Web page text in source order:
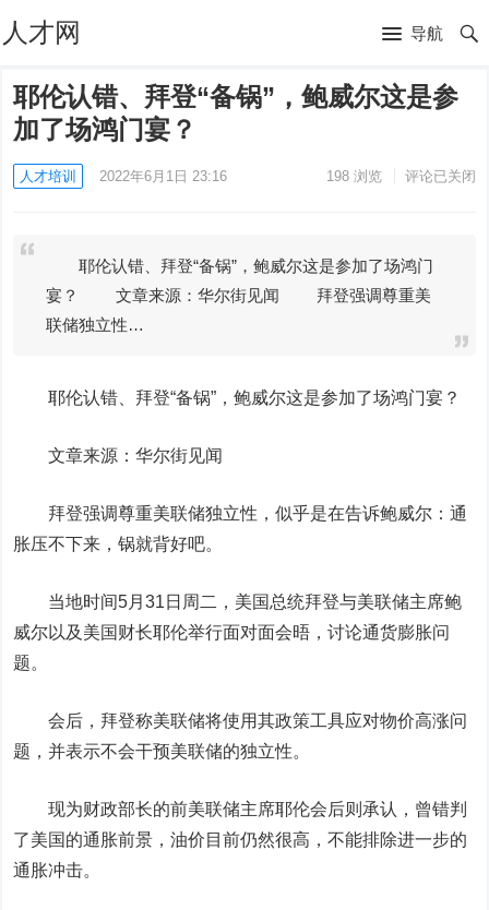
人才网 导航
耶伦认错、拜登“备锅”，鲍威尔这是参
加了场鸿门宴？
人才培训 2022年6月1日 23:16 198浏览 评论已关闭
耶伦认错、拜登“备锅”，鲍威尔这是参加了场鸿门
宴？ 文章来源：华尔街见闻 拜登强调尊重美
联储独立性…
耶伦认错、拜登“备锅”，鲍威尔这是参加了场鸿门宴？
文章来源：华尔街见闻
拜登强调尊重美联储独立性，似乎是在告诉鲍威尔：通
胀压不下来，锅就背好吧。
当地时间5月31日周二，美国总统拜登与美联储主席鲍
威尔以及美国财长耶伦举行面对面会晤，讨论通货膨胀问
题。
会后，拜登称美联储将使用其政策工具应对物价高涨问
题，并表示不会干预美联储的独立性。
现为财政部长的前美联储主席耶伦会后则承认，曾错判
了美国的通胀前景，油价目前仍然很高，不能排除进一步的
通胀冲击。